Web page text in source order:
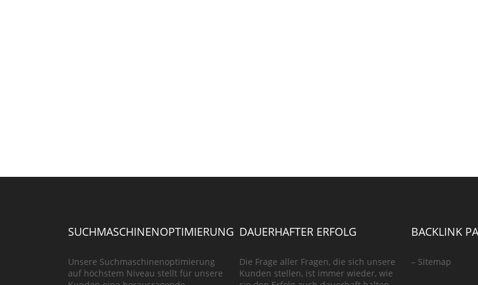
SUCHMASCHINENOPTIMIERUNG
Unsere Suchmaschinenoptimierung
auf höchstem Niveau stellt für unsere
DAUERHAFTER ERFOLG
Die Frage aller Fragen, die sich unsere
Kunden stellen, ist immer wieder, wie
BACKLINK
– Sitemap